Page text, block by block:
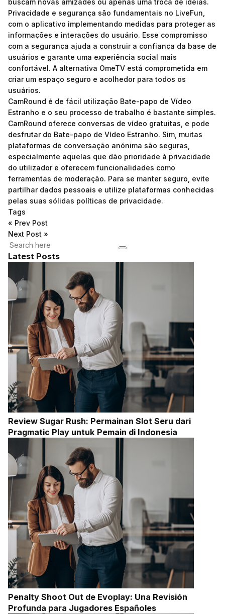
buscam novas amizades ou apenas uma troca de ideias.
Privacidade e segurança são fundamentais no LiveFun,
com o aplicativo implementando medidas para proteger as
informações e interações do usuário. Esse compromisso
com a segurança ajuda a construir a confiança da base de
usuários e garante uma experiência social mais
confortável. A alternativa OmeTV está comprometida em
criar um espaço seguro e acolhedor para todos os
usuários.
CamRound é de fácil utilização Bate-papo de Vídeo
Estranho e o seu processo de trabalho é bastante simples.
CamRound oferece conversas de vídeo gratuitas, e pode
desfrutar do Bate-papo de Vídeo Estranho. Sim, muitas
plataformas de conversação anónima são seguras,
especialmente aquelas que dão prioridade à privacidade
do utilizador e oferecem funcionalidades como
ferramentas de moderação. Para se manter seguro, evite
partilhar dados pessoais e utilize plataformas conhecidas
pelas suas sólidas políticas de privacidade.
Tags
« Prev Post
Next Post »
Latest Posts
Review Sugar Rush: Permainan Slot Seru dari
Pragmatic Play untuk Pemain di Indonesia
Penalty Shoot Out de Evoplay: Una Revisión
Profunda para Jugadores Españoles